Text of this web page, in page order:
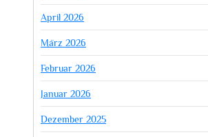
April 2026
März 2026
Februar 2026
Januar 2026
Dezember 2025